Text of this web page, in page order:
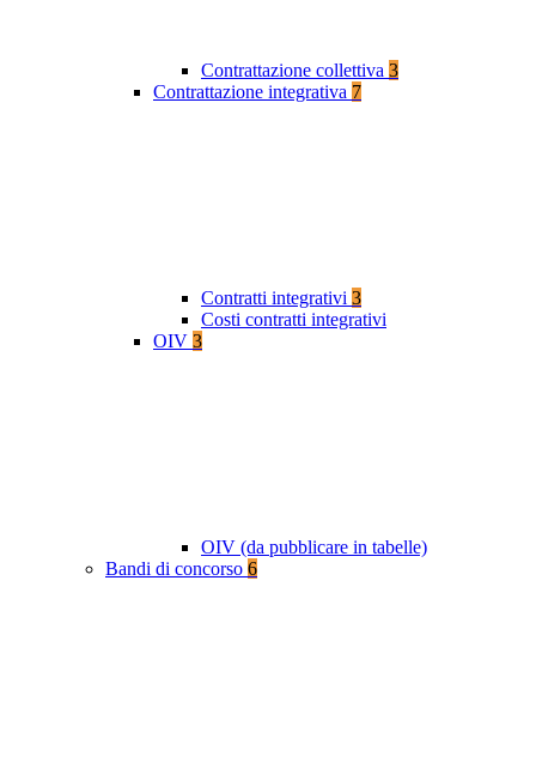
Contrattazione collettiva 3
Contrattazione integrativa 7
Contratti integrativi 3
Costi contratti integrativi
OIV 3
OIV (da pubblicare in tabelle)
Bandi di concorso 6